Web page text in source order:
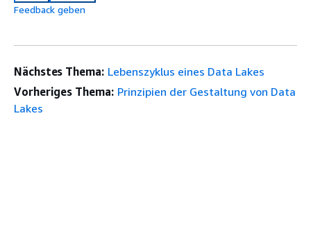
Feedback geben
Nächstes Thema: Lebenszyklus eines Data Lakes
Vorheriges Thema: Prinzipien der Gestaltung von Data
Lakes